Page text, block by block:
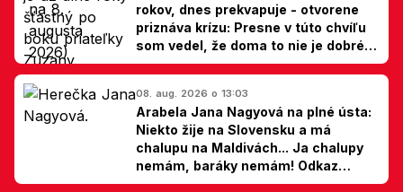
rokov, dnes prekvapuje - otvorene
priznáva krízu: Presne v túto chvíľu
som vedel, že doma to nie je dobré,
hovorí Milan Ondrík
08. aug. 2026 o 13:03
Arabela Jana Nagyová na plné ústa:
Niekto žije na Slovensku a má
chalupu na Maldivách... Ja chalupy
nemám, baráky nemám! Odkaz
Slovákom